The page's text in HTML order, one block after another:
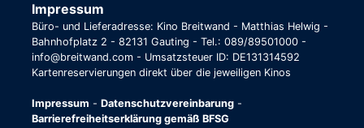
Impressum
Büro- und Lieferadresse: Kino Breitwand - Matthias Helwig -
Bahnhofplatz 2 - 82131 Gauting - Tel.: 089/89501000 -
info@breitwand.com - Umsatzsteuer ID: DE131314592
Kartenreservierungen direkt über die jeweiligen Kinos
Impressum - Datenschutzvereinbarung -
Barrierefreiheitserklärung gemäß BFSG